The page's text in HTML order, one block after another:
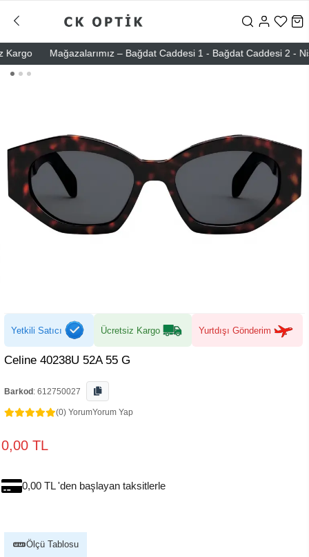
Mağazalarımız – Bağdat Caddesi 1 - Bağdat Caddesi 2 -
Yetkili Satıcı Ücretsiz Kargo Yurtdışı Gönderim
Celine 40238U 52A 55 G
Barkod : 612750027
(0) YorumYorum Yap
0,00 TL
0,00 TL 'den başlayan taksitlerle
Ölçü Tablosu